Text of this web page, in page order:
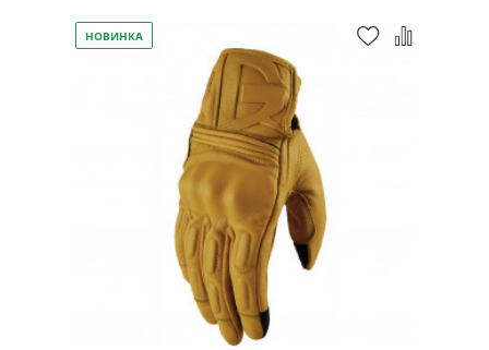
НОВИНКА